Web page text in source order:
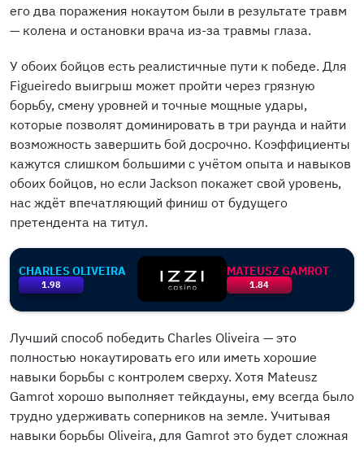
его два поражения нокаутом были в результате травм
— колена и остановки врача из-за травмы глаза.
У обоих бойцов есть реалистичные пути к победе. Для
Figueiredo выигрыш может пройти через грязную
борьбу, смену уровней и точные мощные удары,
которые позволят доминировать в три раунда и найти
возможность завершить бой досрочно. Коэффициенты
кажутся слишком большими с учётом опыта и навыков
обоих бойцов, но если Jackson покажет свой уровень,
нас ждёт впечатляющий финиш от будущего
претендента на титул.
CHARLES OLIVEIRA
1.98 1.84
MATEUSZ GAMROT
Лучший способ победить Charles Oliveira — это
полностью нокаутировать его или иметь хорошие
навыки борьбы с контролем сверху. Хотя Mateusz
Gamrot хорошо выполняет тейкдауны, ему всегда было
трудно удерживать соперников на земле. Учитывая
навыки борьбы Oliveira, для Gamrot это будет сложная